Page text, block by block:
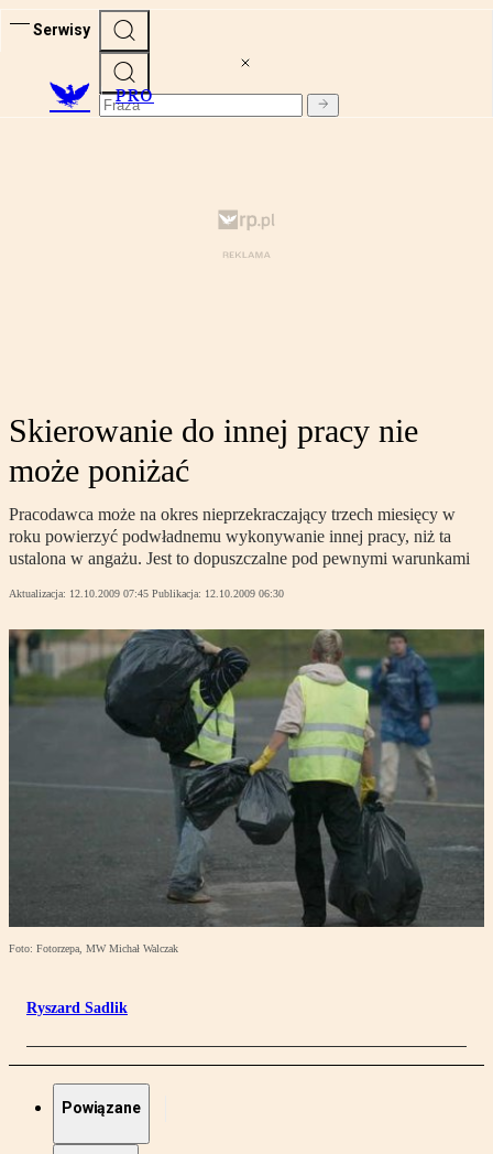
Serwisy
PRO
Skierowanie do innej pracy nie
może poniżać
Pracodawca może na okres nieprzekraczający trzech miesięcy w
roku powierzyć podwładnemu wykonywanie innej pracy, niż ta
ustalona w angażu. Jest to dopuszczalne pod pewnymi warunkami
Aktualizacja: 12.10.2009 07:45 Publikacja: 12.10.2009 06:30
Foto: Fotorzepa, MW Michał Walczak
Ryszard Sadlik
Powiązane